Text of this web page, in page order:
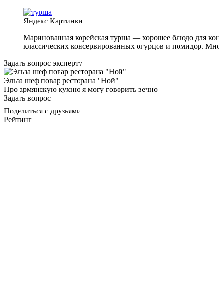
Яндекс.Картинки
Маринованная корейская турша — хорошее блюдо для
классических консервированных огурцов и помидор.
Задать вопрос эксперту
Эльза шеф повар ресторана "Ной"
Про армянскую кухню я могу говорить вечно
Задать вопрос
Поделиться с друзьями
Рейтинг